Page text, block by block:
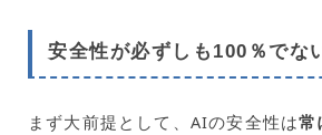
安全性が必ずしも100％でな
まず大前提として、AIの安全性は常